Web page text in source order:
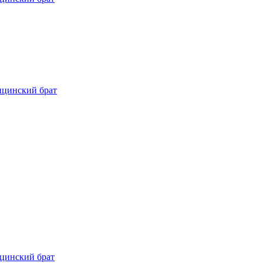
брат
брат